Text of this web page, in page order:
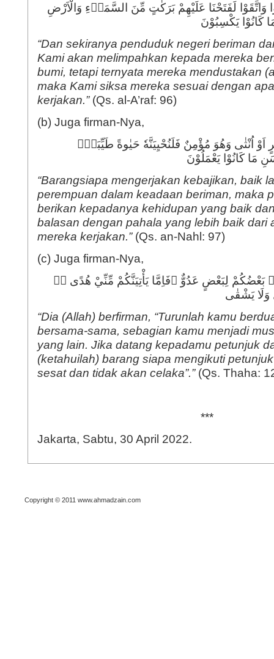
وَاتَّقَوْا لَفَتَحْنَا عَلَيْهِمْ بَرَكٰتٍ مِّنَ السَّمَاۤءِ وَالْاَرْضِ
كَانُوْا يَكْسِبُوْنَ
“Dan sekiranya penduduk negeri beriman
Kami akan melimpahkan kepada mereka
bumi, tetapi ternyata mereka mendustakan
maka Kami siksa mereka sesuai dengan
kerjakan.”(Qs. al-A’raf: 96)
(b) Juga firman-Nya,
اُنْثٰى وَهُوَ مُؤْمِنٌ فَلَنُحْيِيَنَّهٗ حَيٰوةً طَيِّبَةًۚ
مَا كَانُوْا يَعْمَلُوْنَ
“Barangsiapa mengerjakan kebajikan, baik
perempuan dalam keadaan beriman, maka
berikan kepadanya kehidupan yang baik
balasan dengan pahala yang lebih baik dari
mereka kerjakan.”(Qs. an-Nahl: 97)
(c) Juga firman-Nya,
بَعْضُكُمْ لِبَعْضٍ عَدُوٌّ ۚفَاِمَّا يَأْتِيَنَّكُمْ مِّنِّيْ هُدًى ەۙ
وَلَا يَشْقٰى
“Dia (Allah) berfirman, “Turunlah kamu
bersama-sama, sebagian kamu menjadi
yang lain. Jika datang kepadamu petunjuk
(ketahuilah) barang siapa mengikuti
sesat dan tidak akan celaka”.”(Qs. Thaha:
***
Jakarta, Sabtu, 30 April 2022.
Copyright © 2011 www.ahmadzain.com